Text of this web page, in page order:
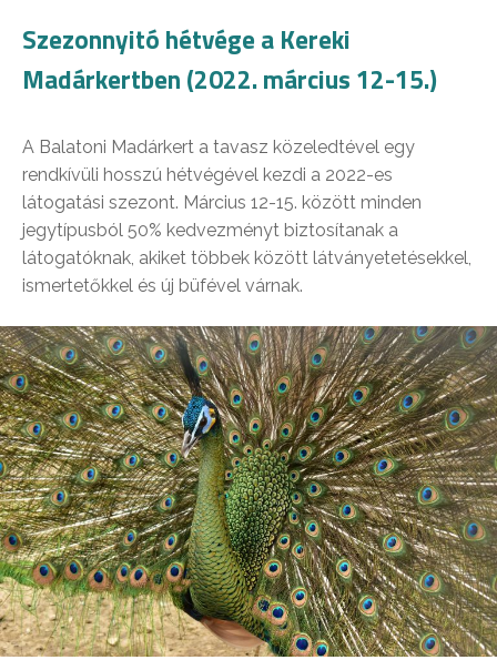
Szezonnyitó hétvége a Kereki
Madárkertben (2022. március 12-15.)
A Balatoni Madárkert a tavasz közeledtével egy
rendkívüli hosszú hétvégével kezdi a 2022-es
látogatási szezont. Március 12-15. között minden
jegytípusból 50% kedvezményt biztosítanak a
látogatóknak, akiket többek között látványetetésekkel,
ismertetőkkel és új büfével várnak.